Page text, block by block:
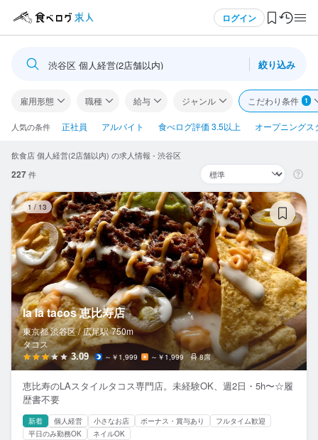
ログイン
ログイン・無料会員登録
食べログ求人TOP
求人検索
閲覧履歴
気になる求人
検索履歴・保存した条件
応募履歴
WEB履歴書
スカウト・メルマガ受信設定
ヘルプ・お問い合わせフォーム
渋谷区 個人経営(2店舗以内) 絞り込み
雇用形態 職種 給与 ジャンル こだわり条件 1
人気の条件 正社員 アルバイト 食べログ評価 3.5以上 オープニングス
飲食店 個人経営(2店舗以内) の求人情報 - 渋谷区
227件
1 / 13
la la tacos 恵比寿店
東京都 渋谷区 / 広尾駅 750m
タコス
3.09 ～￥1,999 ～￥1,999 8席
恵比寿のLAスタイルタコス専門店。未経験OK、週2日・5h〜☆履
歴書不要
新着 個人経営 小さなお店 ボーナス・賞与あり
フルタイム歓迎
平日のみ勤務OK
ネイルOK